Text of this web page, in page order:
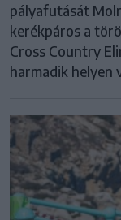
pályafutását
kerékpáros a
Cross Country
harmadik helyen